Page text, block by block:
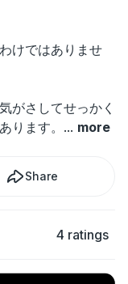
けではありませ
がさしてせっかく
ります。 ... more
Share
4 ratings